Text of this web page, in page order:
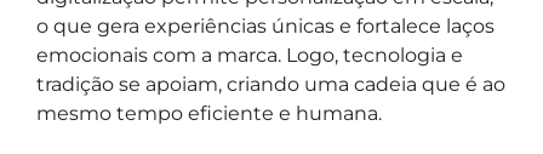
o que gera experiências únicas e fortalece laços
emocionais com a marca. Logo, tecnologia e
tradição se apoiam, criando uma cadeia que é ao
mesmo tempo eficiente e humana.